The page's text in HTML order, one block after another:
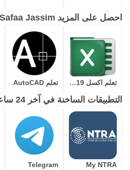
احصل على المزيد Safaa Jassim
تعلم اكسل 2019 تعلم AutoCAD
التطبيقات الساخنة في آخر 24 ساعة
My NTRA
Telegram